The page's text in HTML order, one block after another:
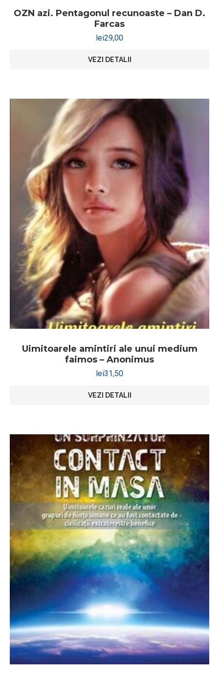
OZN azi. Pentagonul recunoaste – Dan D.
Farcas
lei29,00
VEZI DETALII
Uimitoarele amintiri ale unui medium
faimos – Anonimus
lei31,50
VEZI DETALII